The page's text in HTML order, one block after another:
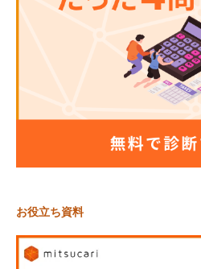
お役立ち資料